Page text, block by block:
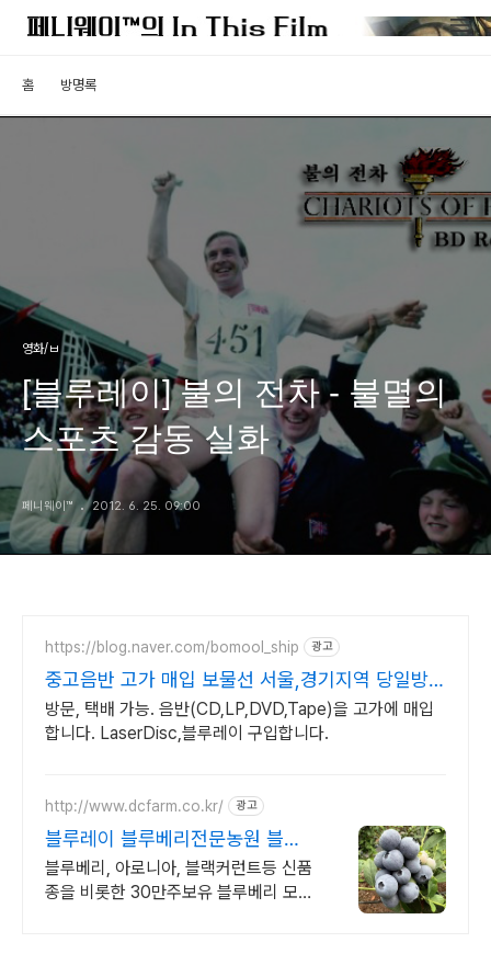
홈 방명록
영화/ㅂ
[블루레이] 불의 전차 - 불멸의
스포츠 감동 실화
페니웨이™ 2012. 6. 25. 09:00
https://blog.naver.com/bomool_ship 광고
중고음반 고가 매입 보물선 서울,경기지역 당일방문
가능
방문, 택배 가능. 음반(CD,LP,DVD,Tape)을 고가에 매입
합니다. LaserDisc,블루레이 구입합니다.
http://www.dcfarm.co.kr/ 광고
블루레이 블루베리전문농원 블루
베리묘목 농자재 영양제
블루베리, 아로니아, 블랙커런트등 신품
종을 비롯한 30만주보유 블루베리 모든